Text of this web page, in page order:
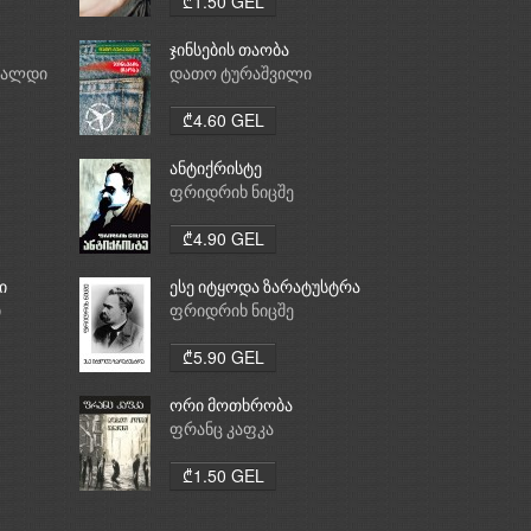
ჯინსების თაობა
დათო ტურაშვილი
₾4.60 GEL
ანტიქრისტე
ფრიდრიხ ნიცშე
₾4.90 GEL
ესე იტყოდა ზარატუსტრა
ფრიდრიხ ნიცშე
₾5.90 GEL
ორი მოთხრობა
ფრანც კაფკა
₾1.50 GEL